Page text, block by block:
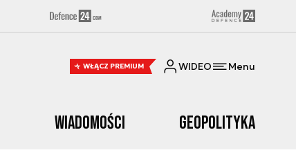
WŁĄCZ PREMIUM WIDEO Menu
Wiadomości Geopolityka